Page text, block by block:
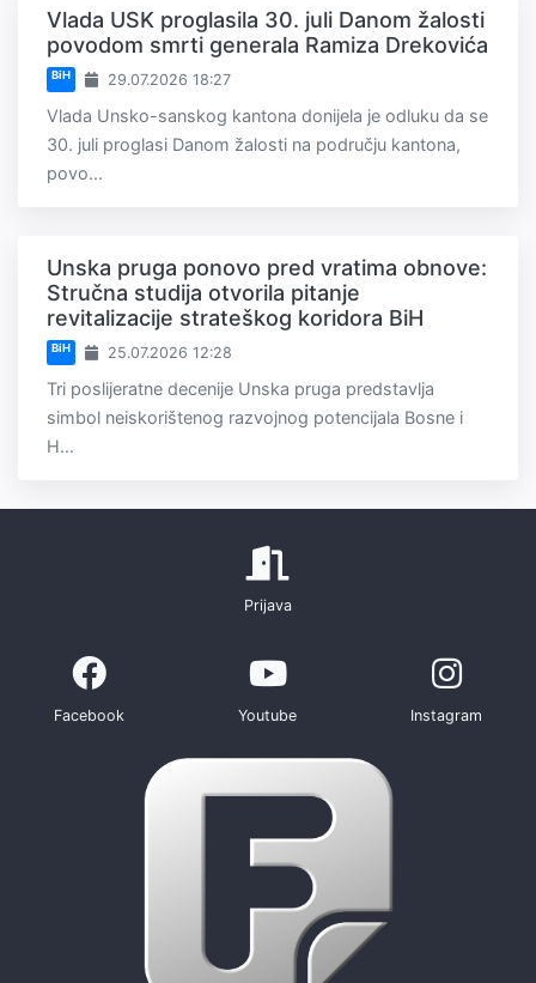
Vlada USK proglasila 30. juli Danom žalosti
povodom smrti generala Ramiza Drekovića
BiH 29.07.2026 18:27
Vlada Unsko-sanskog kantona donijela je odluku da se
30. juli proglasi Danom žalosti na području kantona,
povo...
Unska pruga ponovo pred vratima obnove:
Stručna studija otvorila pitanje
revitalizacije strateškog koridora BiH
BiH 25.07.2026 12:28
Tri poslijeratne decenije Unska pruga predstavlja
simbol neiskorištenog razvojnog potencijala Bosne i
H...
Prijava
Facebook Youtube Instagram